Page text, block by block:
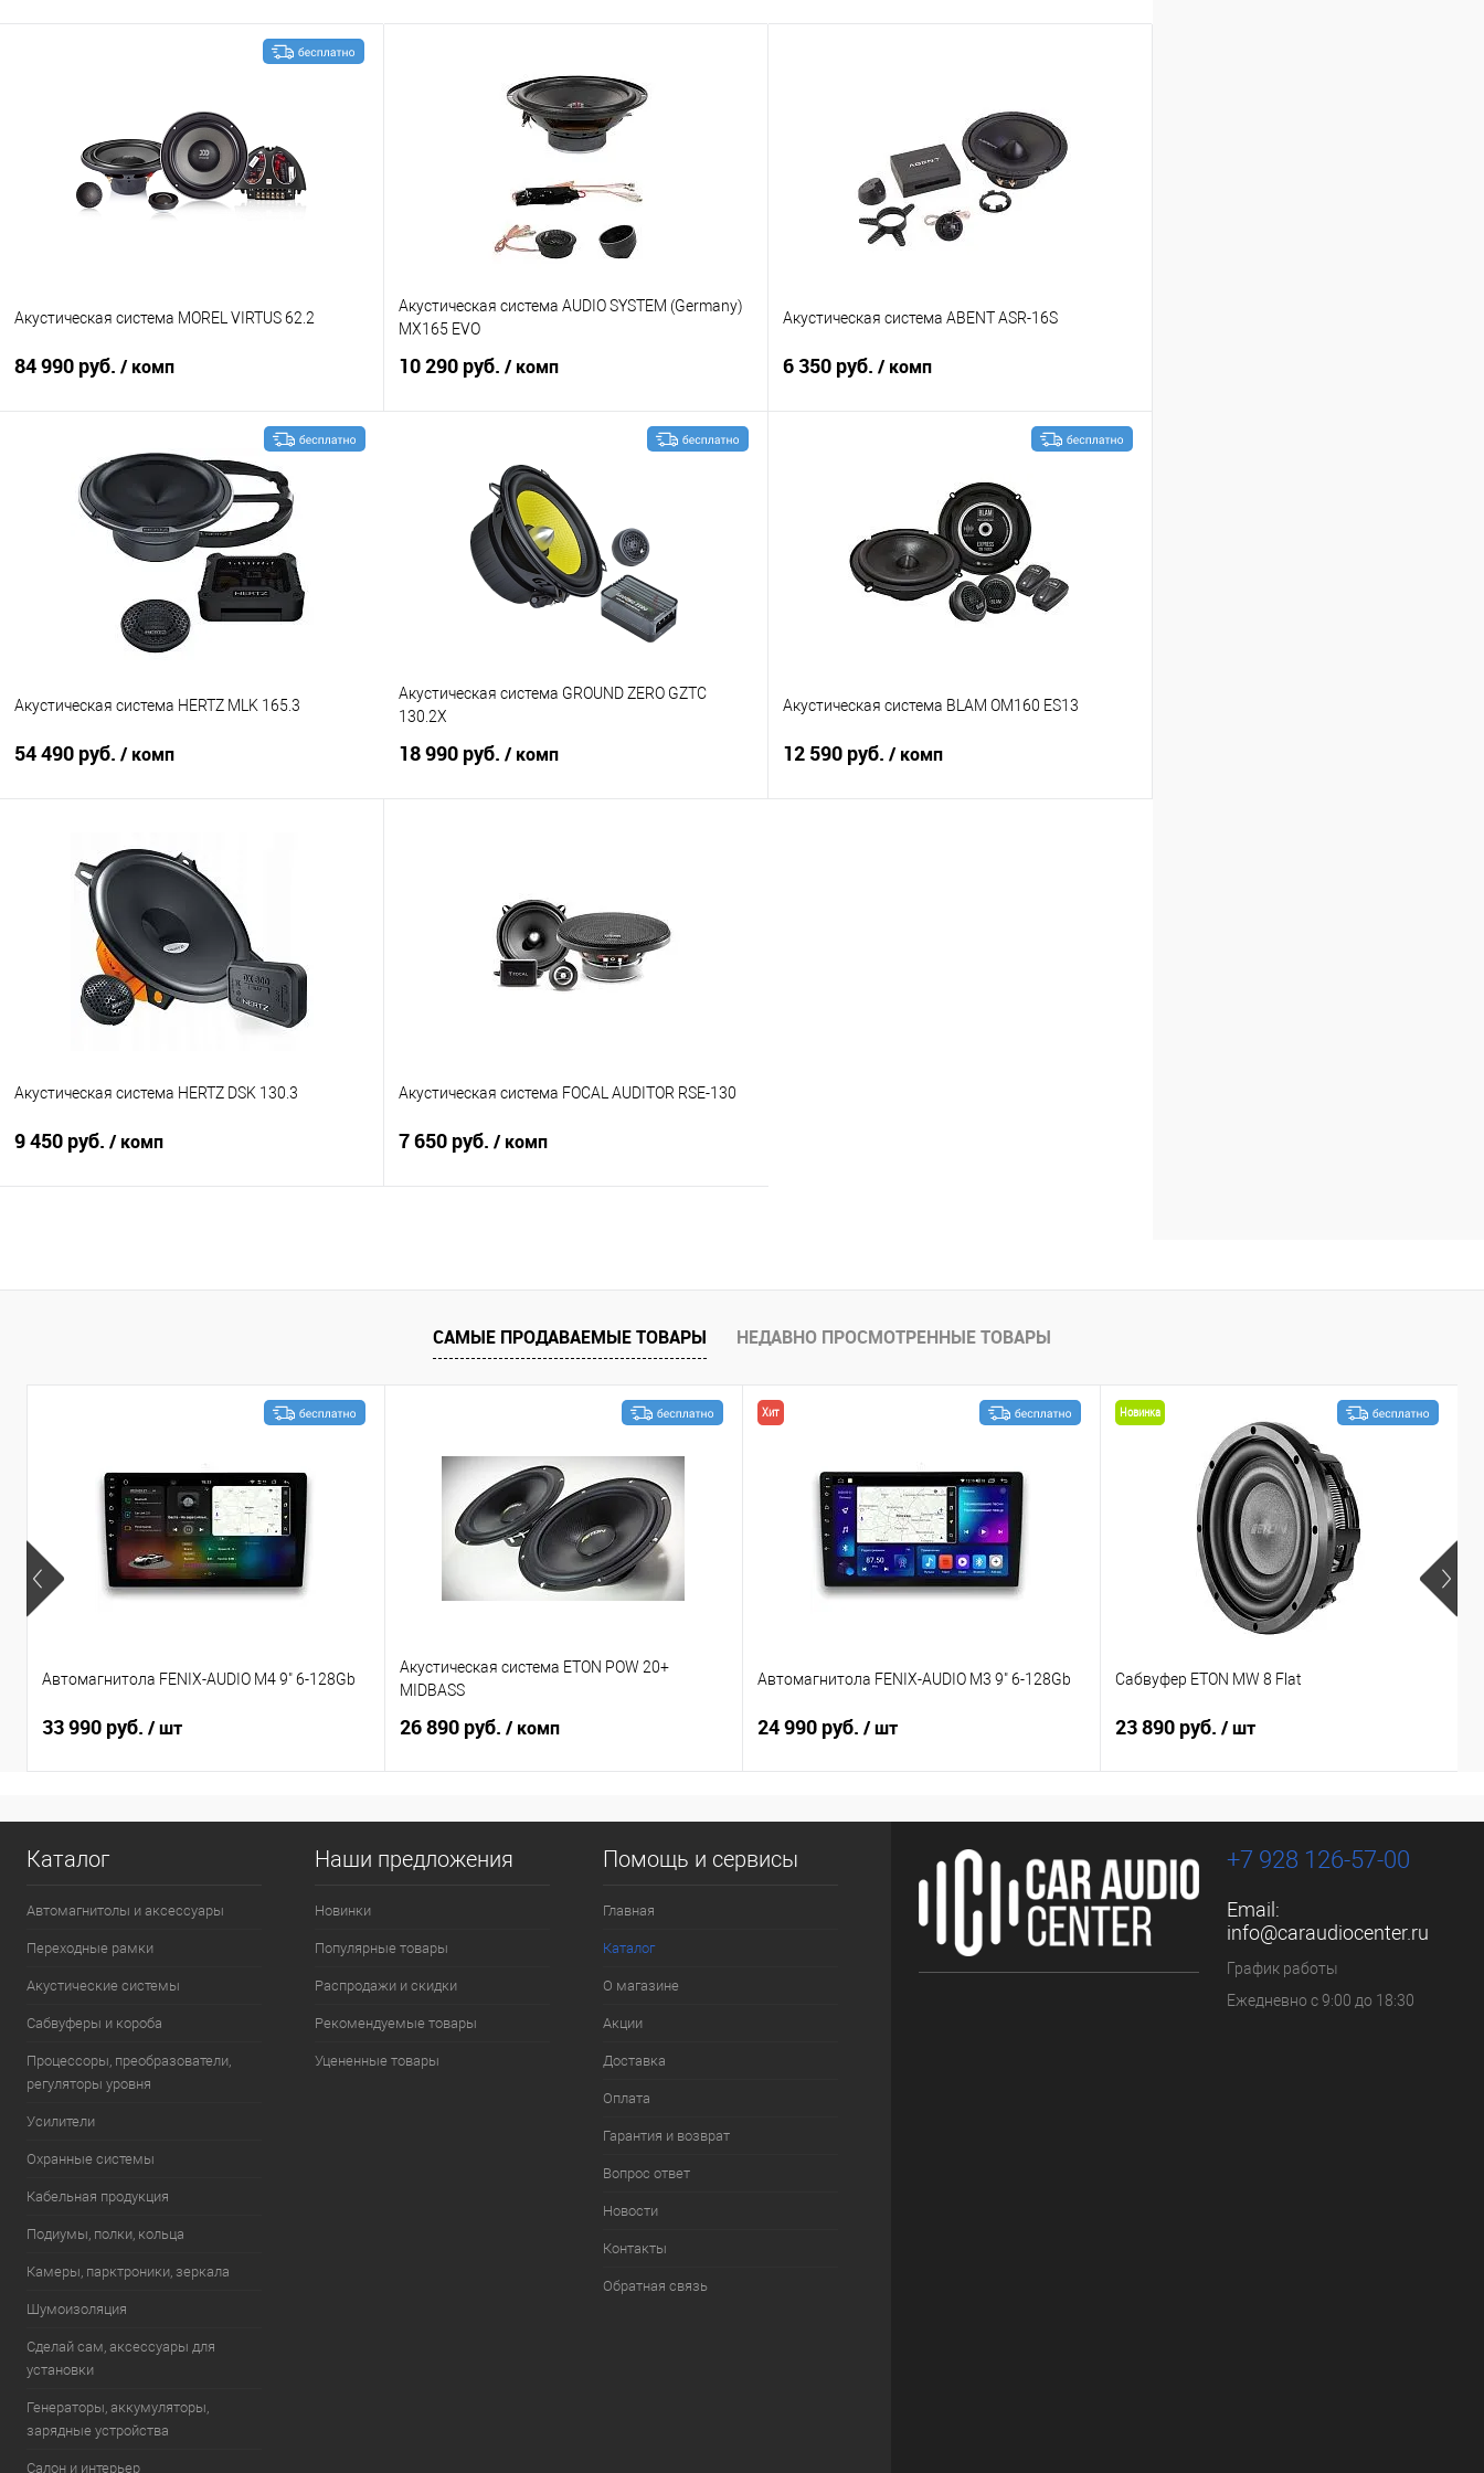
Акустическая система MOREL VIRTUS 62.2
84 990 руб. / комп
В корзину
Сравнение В избранное
Акустическая система AUDIO SYSTEM (Germany)
MX165 EVO
10 290 руб. / комп
Сравнение
Акустическая система ABENT ASR-16S
6 350 руб. / комп
В избранное
Акустическая система HERTZ MLK 165.3
54 490 руб. / комп
Сравнение В избранное
Акустическая система GROUND ZERO GZTC
130.2X
18 990 руб. / комп
Акустическая система BLAM OM160 ES13
12 590 руб. / комп
Акустическая система HERTZ DSK 130.3
9 450 руб. / комп
Сравнение В избранное
Акустическая система FOCAL AUDITOR RSE-130
7 650 руб. / комп
Сравнение В избранное
САМЫЕ ПРОДАВАЕМЫЕ ТОВАРЫ НЕДАВНО ПРОСМОТРЕННЫЕ ТОВАРЫ
Автомагнитола FENIX-AUDIO M4 9" 6-128Gb
33 990 руб. / шт
Акустическая система ETON POW 20+
MIDBASS
26 890 руб. / комп
Хит
Автомагнитола FENIX-AUDIO M3 9" 6-128Gb
24 990 руб. / шт
Новинка
Сабвуфер ETON MW 8 Flat
23 890 руб. / шт
Каталог
Автомагнитолы и аксессуары
Переходные рамки
Акустические системы
Сабвуферы и короба
Процессоры, преобразователи,
регуляторы уровня
Усилители
Охранные системы
Кабельная продукция
Подиумы, полки, кольца
Камеры, парктроники, зеркала
Шумоизоляция
Сделай сам, аксессуары для
установки
Генераторы, аккумуляторы,
зарядные устройства
Салон и интерьер
Наши предложения
Новинки
Популярные товары
Распродажи и скидки
Рекомендуемые товары
Уцененные товары
Помощь и сервисы
Главная
Каталог
О магазине
Акции
Доставка
Оплата
Гарантия и возврат
Вопрос ответ
Новости
Контакты
Обратная связь
+7 928 126-57-00
Email:
info@caraudiocenter.ru
График работы
Ежедневно с 9:00 до 18:30